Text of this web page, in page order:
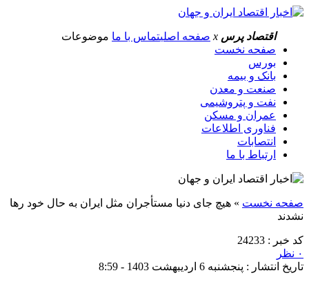
اقتصاد پرس x صفحه اصلیتماس با ما موضوعات
صفحه نخست
بورس
بانک و بیمه
صنعت و معدن
نفت و پتروشیمی
عمران و مسکن
فناوری اطلاعات
انتصابات
ارتباط با ما
صفحه نخست » هیچ جای دنیا مستأجران مثل ایران به حال خود رها
‌نشدند
کد خبر : 24233
۰ نظر
تاریخ انتشار : پنجشنبه 6 اردیبهشت 1403 - 8:59